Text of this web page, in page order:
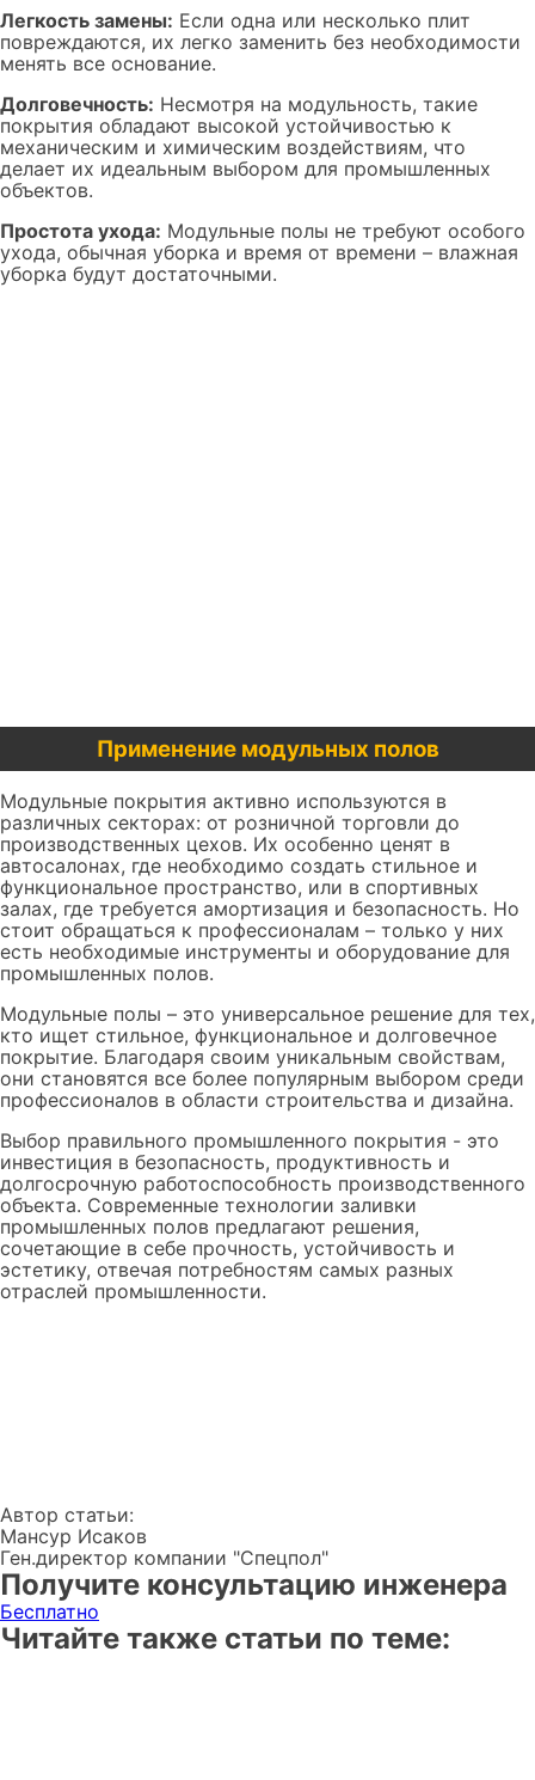
Легкость замены: Если одна или несколько плит
повреждаются, их легко заменить без необходимости
менять все основание.
Долговечность: Несмотря на модульность, такие
покрытия обладают высокой устойчивостью к
механическим и химическим воздействиям, что
делает их идеальным выбором для промышленных
объектов.
Простота ухода: Модульные полы не требуют особого
ухода, обычная уборка и время от времени – влажная
уборка будут достаточными.
Применение модульных полов
Модульные покрытия активно используются в
различных секторах: от розничной торговли до
производственных цехов. Их особенно ценят в
автосалонах, где необходимо создать стильное и
функциональное пространство, или в спортивных
залах, где требуется амортизация и безопасность. Но
стоит обращаться к профессионалам – только у них
есть необходимые инструменты и оборудование для
промышленных полов.
Модульные полы – это универсальное решение для тех,
кто ищет стильное, функциональное и долговечное
покрытие. Благодаря своим уникальным свойствам,
они становятся все более популярным выбором среди
профессионалов в области строительства и дизайна.
Выбор правильного промышленного покрытия - это
инвестиция в безопасность, продуктивность и
долгосрочную работоспособность производственного
объекта. Современные технологии заливки
промышленных полов предлагают решения,
сочетающие в себе прочность, устойчивость и
эстетику, отвечая потребностям самых разных
отраслей промышленности.
Автор статьи:
Мансур Исаков
Ген.директор компании "Спецпол"
Получите консультацию инженера
Бесплатно
Читайте также статьи по теме: